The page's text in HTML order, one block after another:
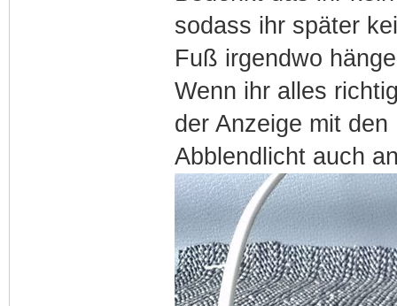
sodass ihr später
Fuß irgendwo
Wenn ihr alles
der Anzeige mit
Abblendlicht auch